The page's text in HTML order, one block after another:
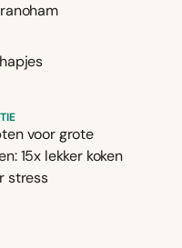
voor grote
15x lekker koken
stress